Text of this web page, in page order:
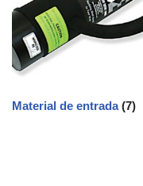
Material de entrada(7)